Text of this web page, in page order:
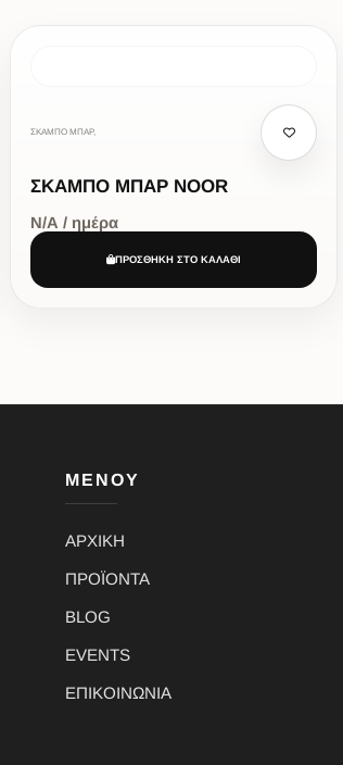
ΣΚΑΜΠΟ ΜΠΑΡ,
ΣΚΑΜΠΟ ΜΠΑΡ NOOR
Ν/Α / ημέρα
ΠΡΟΣΘΗΚΗ ΣΤΟ ΚΑΛΑΘΙ
ΜΕΝΟΥ
ΑΡΧΙΚΗ
ΠΡΟΪΟΝΤΑ
BLOG
EVENTS
ΕΠΙΚΟΙΝΩΝΙΑ